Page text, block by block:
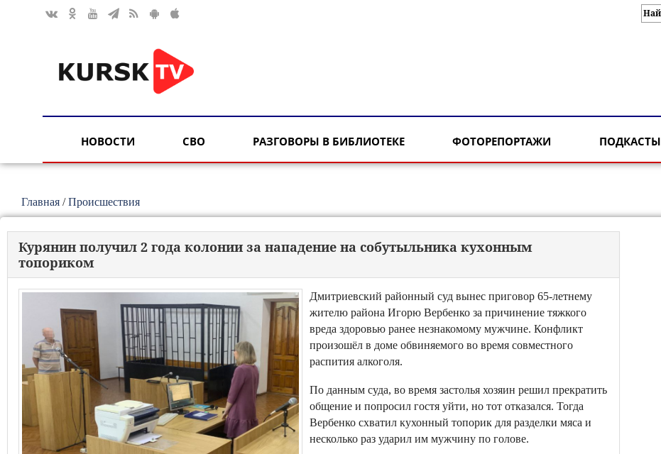
НОВОСТИ СВО РАЗГОВОРЫ В БИБЛИОТЕКЕ ФОТОРЕПОРТАЖИ ПОДКАСТЫ
Главная /Происшествия
Курянин получил 2 года колонии за нападение на собутыльника кухонным
топориком
Дмитриевский районный суд вынес приговор 65-летнему
жителю района Игорю Вербенко за причинение тяжкого
вреда здоровью ранее незнакомому мужчине. Конфликт
произошёл в доме обвиняемого во время совместного
распития алкоголя.
По данным суда, во время застолья хозяин решил прекратить
общение и попросил гостя уйти, но тот отказался. Тогда
Вербенко схватил кухонный топорик для разделки мяса и
несколько раз ударил им мужчину по голове.